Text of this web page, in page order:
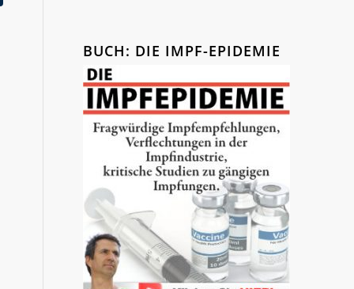
BUCH: DIE IMPF-EPIDEMIE